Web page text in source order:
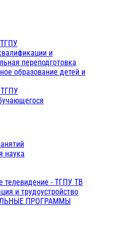
и
переподготовка
образование детей и
наука
телевидение - ТГПУ ТВ
и трудоустройство
ПРОГРАММЫ